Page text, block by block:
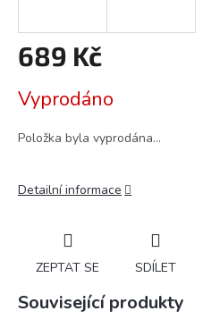
689 Kč
cena:
Vyprodáno
Položka byla vyprodána…
Detailní informace
ZEPTAT SE SDÍLET
Související produkty